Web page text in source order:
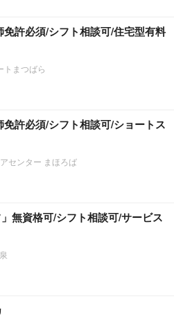
免許必須/シフト相談可/住宅型有料
トまつばら
免許必須/シフト相談可/ショートス
センター まほろば
」無資格可/シフト相談可/サービス